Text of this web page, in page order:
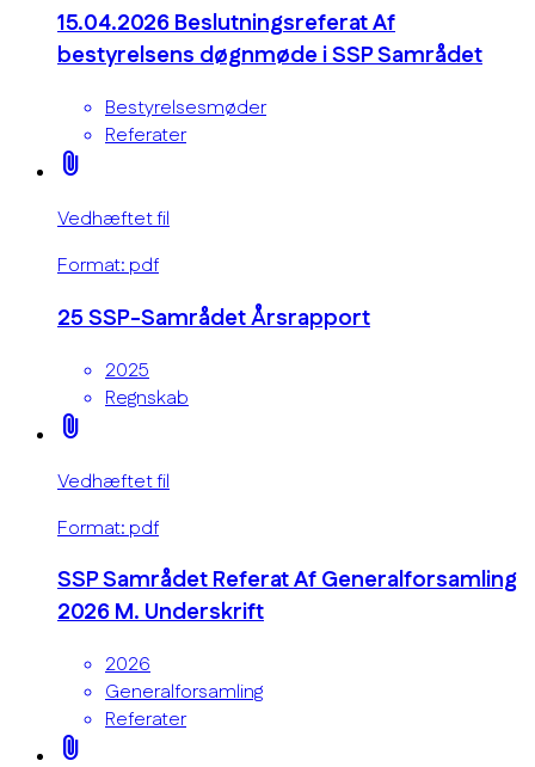
15.04.2026 Beslutningsreferat Af
bestyrelsens døgnmøde i SSP Samrådet
Bestyrelsesmøder
Referater
attach_file
Vedhæftet fil
Format: pdf
25 SSP-Samrådet Årsrapport
2025
Regnskab
attach_file
Vedhæftet fil
Format: pdf
SSP Samrådet Referat Af Generalforsamling
2026 M. Underskrift
2026
Generalforsamling
Referater
attach_file